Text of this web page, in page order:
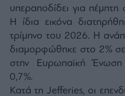
Notice.
can
opt
out
at
time.
site
is
protected
by
and
υπεραποδίδει για πέμπτη
Η ίδια εικόνα
τρίμηνο του 2026. Η
διαμορφώθηκε στο 2%
στην Ευρωπαϊκή Ένωση
0,7%.
Κατά τη Jefferies, οι